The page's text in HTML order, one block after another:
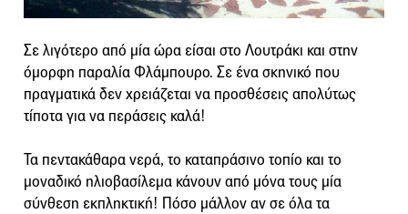
Σε λιγότερο από μία ώρα είσαι στο Λουτράκι και στην
όμορφη παραλία Φλάμπουρο. Σε ένα σκηνικό που
πραγματικά δεν χρειάζεται να προσθέσεις απολύτως
τίποτα για να περάσεις καλά!
Τα πεντακάθαρα νερά, το καταπράσινο τοπίο και το
μοναδικό ηλιοβασίλεμα κάνουν από μόνα τους μία
σύνθεση εκπληκτική! Πόσο μάλλον αν σε όλα τα